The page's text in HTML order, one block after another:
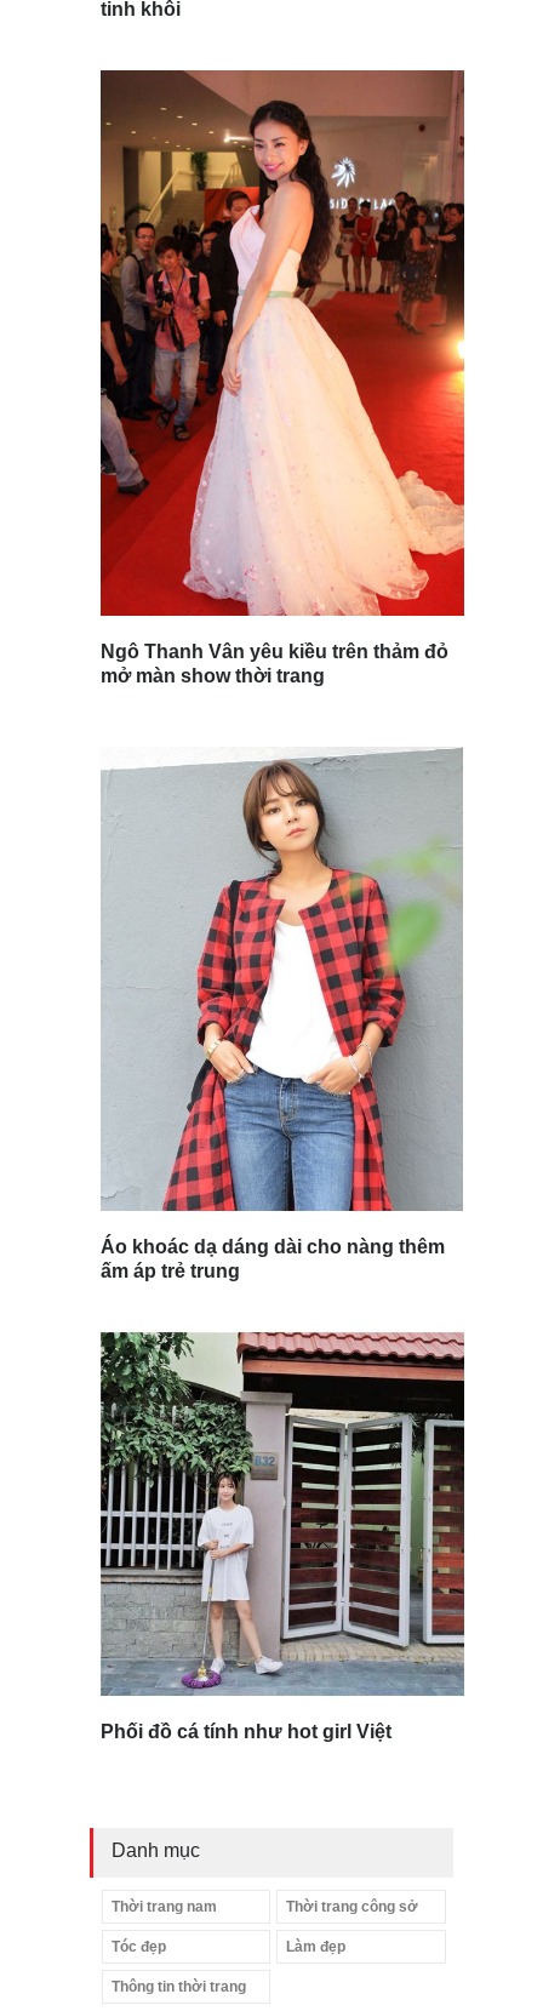
tinh khôi
Ngô Thanh Vân yêu kiều trên thảm đỏ
mở màn show thời trang
Áo khoác dạ dáng dài cho nàng thêm
ấm áp trẻ trung
Phối đồ cá tính như hot girl Việt
Danh mục
Thời trang nam Thời trang công sở
Tóc đẹp Làm đẹp
Thông tin thời trang